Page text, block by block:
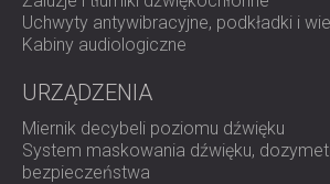
Uchwyty antywibracyjne, podkładki i
Kabiny audiologiczne
URZĄDZENIA
Miernik decybeli poziomu dźwięku
System maskowania dźwięku,
bezpieczeństwa